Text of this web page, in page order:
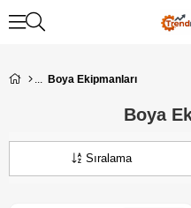
Boya Ekipmanları
Boya
Sıralama